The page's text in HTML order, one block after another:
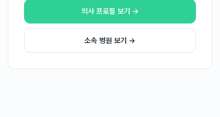
의사 프로필 보기 →
소속 병원 보기 →